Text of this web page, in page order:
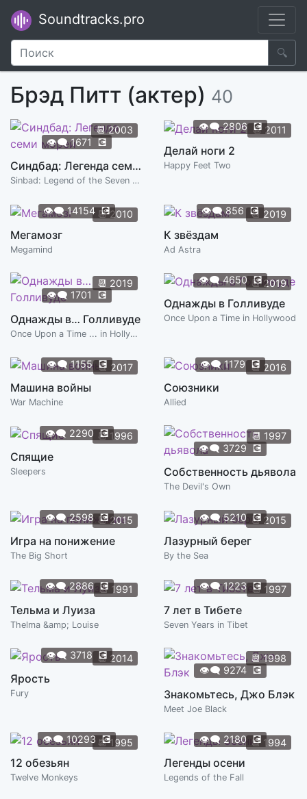
Soundtracks.pro
🔍
Брэд Питт (актер) 40
📆2003
👁️‍🗨️1671 💽
Синдбад: Легенда семи морей
Sinbad: Legend of the Seven Seas
📆2011
👁️‍🗨️2806 💽
Делай ноги 2
Happy Feet Two
📆2010
👁️‍🗨️14154 💽
Мегамозг
Megamind
📆 2019
👁️‍🗨️856 💽
К звёздам
Ad Astra
📆 2019
👁️‍🗨️ 1701 💽
Однажды в… Голливуде
Once Upon a Time ... in Hollywood
📆2019
👁️‍🗨️4650 💽
Однажды в Голливуде
Once Upon a Time in Hollywood
📆 2017
👁️‍🗨️1155 💽
Машина войны
War Machine
📆 2016
👁️‍🗨️1179 💽
Союзники
Allied
📆1996
👁️‍🗨️ 2290 💽
Спящие
Sleepers
📆 1997
👁️‍🗨️ 3729 💽
Собственность дьявола
The Devil's Own
📆2015
👁️‍🗨️2598 💽
Игра на понижение
The Big Short
📆2015
👁️‍🗨️5210 💽
Лазурный берег
By the Sea
📆1991
👁️‍🗨️2886 💽
Тельма и Луиза
Thelma &amp; Louise
📆1997
👁️‍🗨️1223 💽
7 лет в Тибете
Seven Years in Tibet
📆2014
👁️‍🗨️ 3718 💽
Ярость
Fury
📆1998
👁️‍🗨️ 9274 💽
Знакомьтесь, Джо Блэк
Meet Joe Black
📆1995
👁️‍🗨️10293 💽
12 обезьян
Twelve Monkeys
📆1994
👁️‍🗨️ 2180 💽
Легенды осени
Legends of the Fall